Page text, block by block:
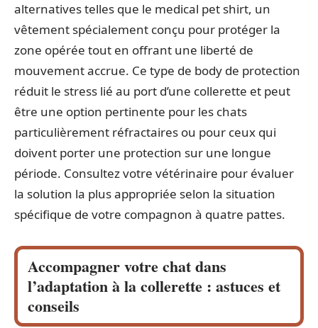
alternatives telles que le medical pet shirt, un
vêtement spécialement conçu pour protéger la
zone opérée tout en offrant une liberté de
mouvement accrue. Ce type de body de protection
réduit le stress lié au port d’une collerette et peut
être une option pertinente pour les chats
particulièrement réfractaires ou pour ceux qui
doivent porter une protection sur une longue
période. Consultez votre vétérinaire pour évaluer
la solution la plus appropriée selon la situation
spécifique de votre compagnon à quatre pattes.
Accompagner votre chat dans
l’adaptation à la collerette : astuces et
conseils